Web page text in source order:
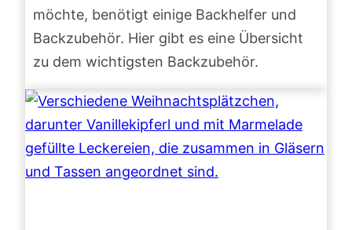
möchte, benötigt einige Backhelfer und
Backzubehör. Hier gibt es eine Übersicht
zu dem wichtigsten Backzubehör.